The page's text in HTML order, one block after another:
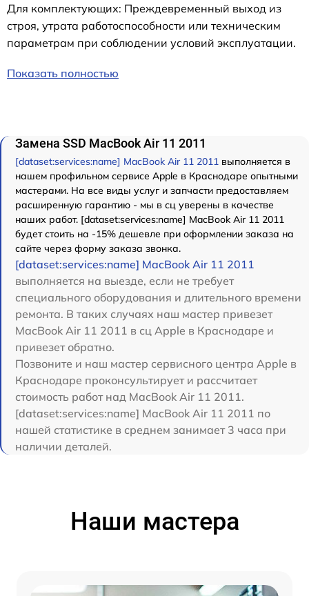
Для комплектующих: Преждевременный выход из
строя, утрата работоспособности или техническим
параметрам при соблюдении условий эксплуатации.
Показать полностью
Замена SSD MacBook Air 11 2011
[dataset:services:name] MacBook Air 11 2011 выполняется в
нашем профильном сервисе Apple в Краснодаре опытными
мастерами. На все виды услуг и запчасти предоставляем
расширенную гарантию - мы в сц уверены в качестве
наших работ. [dataset:services:name] MacBook Air 11 2011
будет стоить на -15% дешевле при оформлении заказа на
сайте через форму заказа звонка.
[dataset:services:name] MacBook Air 11 2011
выполняется на выезде, если не требует
специального оборудования и длительного времени
ремонта. В таких случаях наш мастер привезет
MacBook Air 11 2011 в сц Apple в Краснодаре и
привезет обратно.
Позвоните и наш мастер сервисного центра Apple в
Краснодаре проконсультирует и рассчитает
стоимость работ над MacBook Air 11 2011.
[dataset:services:name] MacBook Air 11 2011 по
нашей статистике в среднем занимает 3 часа при
наличии деталей.
Наши мастера